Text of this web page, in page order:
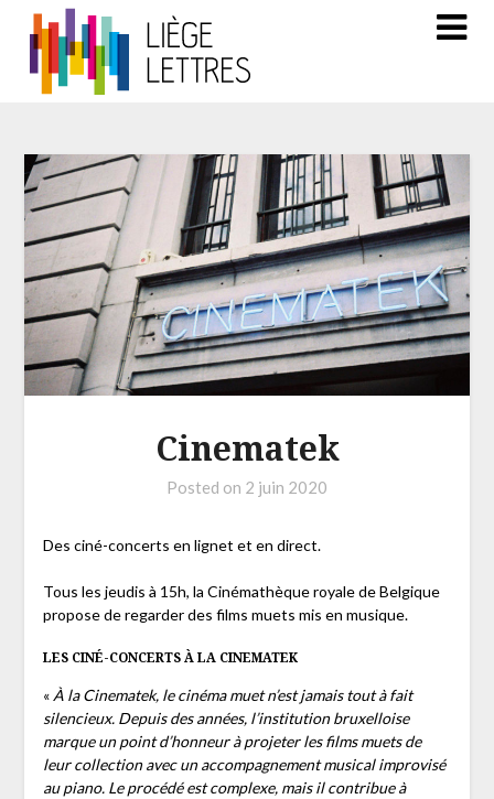
Cinematek
Posted on 2 juin 2020
Des ciné-concerts en lignet et en direct.
Tous les jeudis à 15h, la Cinémathèque royale de Belgique
propose de regarder des films muets mis en musique.
LES CINÉ-CONCERTS À LA CINEMATEK
«À la Cinematek, le cinéma muet n’est jamais tout à fait
silencieux. Depuis des années, l’institution bruxelloise
marque un point d’honneur à projeter les films muets de
leur collection avec un accompagnement musical improvisé
au piano. Le procédé est complexe, mais il contribue à